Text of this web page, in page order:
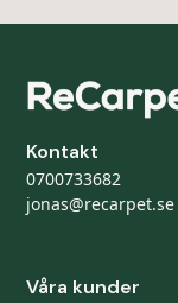
Kontakt
0700733682
jonas@recarpet.se
Våra kunder